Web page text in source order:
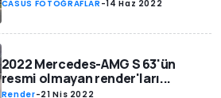
CASUS FOTOĞRAFLAR -14 Haz 2022
2022 Mercedes-AMG S 63'ün
resmi olmayan render'ları...
Render-21 Nis 2022